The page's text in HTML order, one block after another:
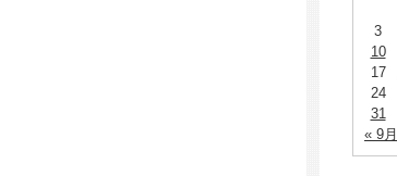
3
10
17
24
31
« 9月